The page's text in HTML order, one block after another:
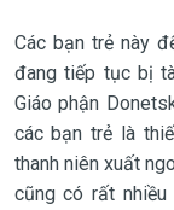
Các bạn trẻ này
đang tiếp tục bị
Giáo phận
các bạn trẻ là
thanh niên xuất
cũng có rất